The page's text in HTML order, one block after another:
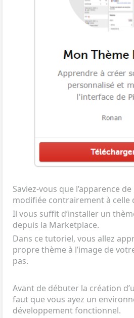
Saviez-vous que l’apparence
modifiée contrairement à celle
Il vous suffit d’installer un
depuis la Marketplace.
Dans ce tutoriel, vous allez
propre thème à l’image de
pas.
Avant de débuter la création
faut que vous ayez un
développement fonctionnel.